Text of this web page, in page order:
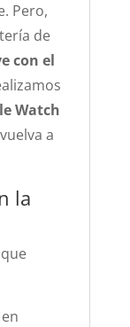
Pero,
de
con el
Watch
a
la